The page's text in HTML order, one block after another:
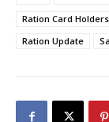
Ration Card Holders
Ration Update